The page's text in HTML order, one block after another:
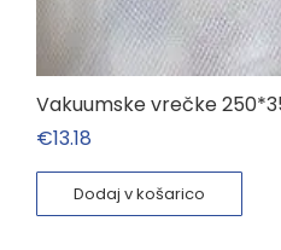
Vakuumske vrečke
€13.18
Dodaj v košarico